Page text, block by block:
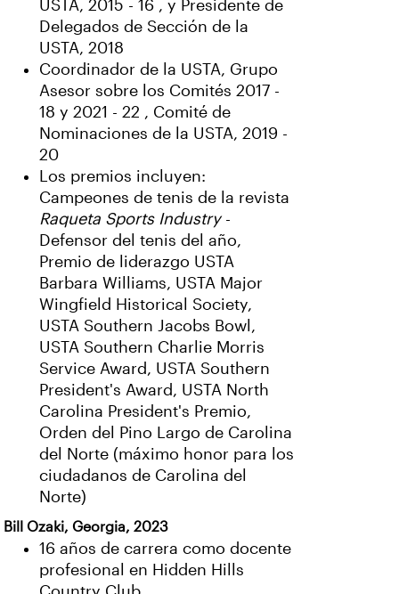
USTA, 2015 - 16 , y Presidente de
Delegados de Sección de la
USTA, 2018
Coordinador de la USTA, Grupo
Asesor sobre los Comités 2017 -
18 y 2021 - 22 , Comité de
Nominaciones de la USTA, 2019 -
20
Los premios incluyen:
Campeones de tenis de la revista
Raqueta Sports Industry-
Defensor del tenis del año,
Premio de liderazgo USTA
Barbara Williams, USTA Major
Wingfield Historical Society,
USTA Southern Jacobs Bowl,
USTA Southern Charlie Morris
Service Award, USTA Southern
President's Award, USTA North
Carolina President's Premio,
Orden del Pino Largo de Carolina
del Norte (máximo honor para los
ciudadanos de Carolina del
Norte)
Bill Ozaki, Georgia, 2023
16 años de carrera como docente
profesional en Hidden Hills